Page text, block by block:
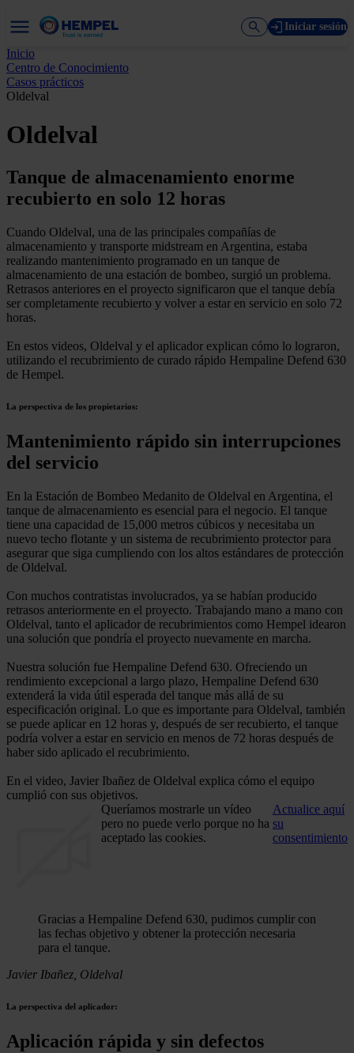
Iniciar sesión
Inicio
Centro de Conocimiento
Casos prácticos
Oldelval
Oldelval
Tanque de almacenamiento enorme
recubierto en solo 12 horas
Cuando Oldelval, una de las principales compañías de
almacenamiento y transporte midstream en Argentina, estaba
realizando mantenimiento programado en un tanque de
almacenamiento de una estación de bombeo, surgió un problema.
Retrasos anteriores en el proyecto significaron que el tanque debía
ser completamente recubierto y volver a estar en servicio en solo 72
horas.
En estos videos, Oldelval y el aplicador explican cómo lo lograron,
utilizando el recubrimiento de curado rápido Hempaline Defend 630
de Hempel.
La perspectiva de los propietarios:
Mantenimiento rápido sin interrupciones
del servicio
En la Estación de Bombeo Medanito de Oldelval en Argentina, el
tanque de almacenamiento es esencial para el negocio. El tanque
tiene una capacidad de 15,000 metros cúbicos y necesitaba un
nuevo techo flotante y un sistema de recubrimiento protector para
asegurar que siga cumpliendo con los altos estándares de protección
de Oldelval.
Con muchos contratistas involucrados, ya se habían producido
retrasos anteriormente en el proyecto. Trabajando mano a mano con
Oldelval, tanto el aplicador de recubrimientos como Hempel idearon
una solución que pondría el proyecto nuevamente en marcha.
Nuestra solución fue Hempaline Defend 630. Ofreciendo un
rendimiento excepcional a largo plazo, Hempaline Defend 630
extenderá la vida útil esperada del tanque más allá de su
especificación original. Lo que es importante para Oldelval, también
se puede aplicar en 12 horas y, después de ser recubierto, el tanque
podría volver a estar en servicio en menos de 72 horas después de
haber sido aplicado el recubrimiento.
En el video, Javier Ibañez de Oldelval explica cómo el equipo
cumplió con sus objetivos.
Queríamos mostrarle un vídeo
pero no puede verlo porque no ha
aceptado las cookies.
Actualice aquí
su
consentimiento
Gracias a Hempaline Defend 630, pudimos cumplir con
las fechas objetivo y obtener la protección necesaria
para el tanque.
Javier Ibañez, Oldelval
La perspectiva del aplicador:
Aplicación rápida y sin defectos